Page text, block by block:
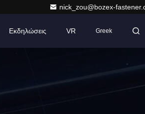
nick_zou@bozex-
Εκδηλώσεις VR Greek